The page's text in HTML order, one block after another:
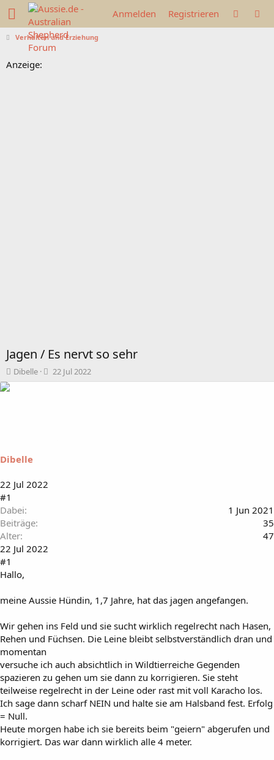
Anmelden Registrieren
Verhalten und Erziehung
Anzeige:
Jagen / Es nervt so sehr
T
h
a
t
e
Dibelle
B
e
22 Jul 2022
Dibelle
22 Jul 2022
#1
Dabei
1 Jun 2021
Beiträge
35
Alter
47
22 Jul 2022
#1
Hallo,
meine Aussie Hündin, 1,7 Jahre, hat das jagen angefangen.
Wir gehen ins Feld und sie sucht wirklich regelrecht nach Hasen,
Rehen und Füchsen. Die Leine bleibt selbstverständlich dran und
momentan
versuche ich auch absichtlich in Wildtierreiche Gegenden
spazieren zu gehen um sie dann zu korrigieren. Sie steht
teilweise regelrecht in der Leine oder rast mit voll Karacho los.
Ich sage dann scharf NEIN und halte sie am Halsband fest. Erfolg
= Null.
Heute morgen habe ich sie bereits beim "geiern" abgerufen und
korrigiert. Das war dann wirklich alle 4 meter.